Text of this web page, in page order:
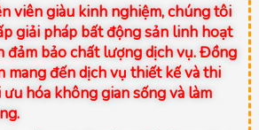
viên giàu kinh nghiệm, chúng tôi
giải pháp bất động sản linh hoạt
đảm bảo chất lượng dịch vụ. Đồng
mang đến dịch vụ thiết kế và thi
hóa không gian sống và làm